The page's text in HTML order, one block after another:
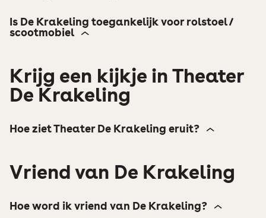
Is De Krakeling toegankelijk voor rolstoel /
scootmobiel
Krijg een kijkje in Theater
De Krakeling
Hoe ziet Theater De Krakeling eruit?
Vriend van De Krakeling
Hoe word ik vriend van De Krakeling?